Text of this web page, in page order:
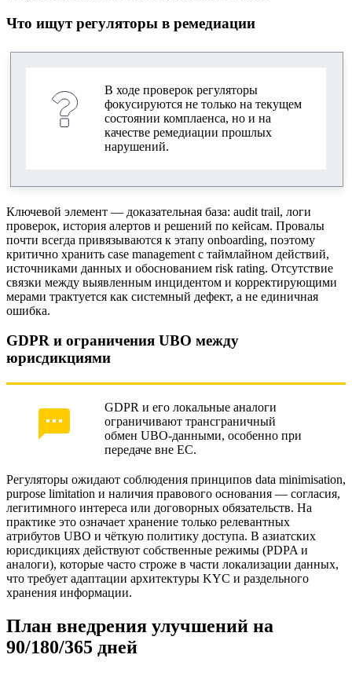
Что ищут регуляторы в ремедиации
В ходе проверок регуляторы
фокусируются не только на текущем
состоянии комплаенса, но и на
качестве ремедиации прошлых
нарушений.
Ключевой элемент — доказательная база: audit trail, логи
проверок, история алертов и решений по кейсам. Провалы
почти всегда привязываются к этапу onboarding, поэтому
критично хранить case management с таймлайном действий,
источниками данных и обоснованием risk rating. Отсутствие
связки между выявленным инцидентом и корректирующими
мерами трактуется как системный дефект, а не единичная
ошибка.
GDPR и ограничения UBO между
юрисдикциями
GDPR и его локальные аналоги
ограничивают трансграничный
обмен UBO-данными, особенно при
передаче вне ЕС.
Регуляторы ожидают соблюдения принципов data minimisation,
purpose limitation и наличия правового основания — согласия,
легитимного интереса или договорных обязательств. На
практике это означает хранение только релевантных
атрибутов UBO и чёткую политику доступа. В азиатских
юрисдикциях действуют собственные режимы (PDPA и
аналоги), которые часто строже в части локализации данных,
что требует адаптации архитектуры KYC и раздельного
хранения информации.
План внедрения улучшений на
90/180/365 дней